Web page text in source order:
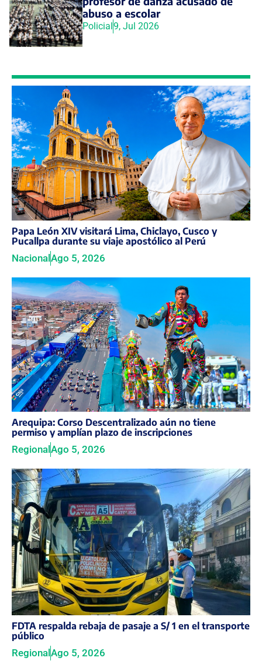
abuso a escolar
Policial9, Jul 2026
Papa León XIV visitará Lima, Chiclayo, Cusco y
Pucallpa durante su viaje apostólico al Perú
NacionalAgo 5, 2026
Arequipa: Corso Descentralizado aún no tiene
permiso y amplían plazo de inscripciones
Regional Ago 5, 2026
FDTA respalda rebaja de pasaje a S/ 1 en el transporte
público
Regional Ago 5, 2026